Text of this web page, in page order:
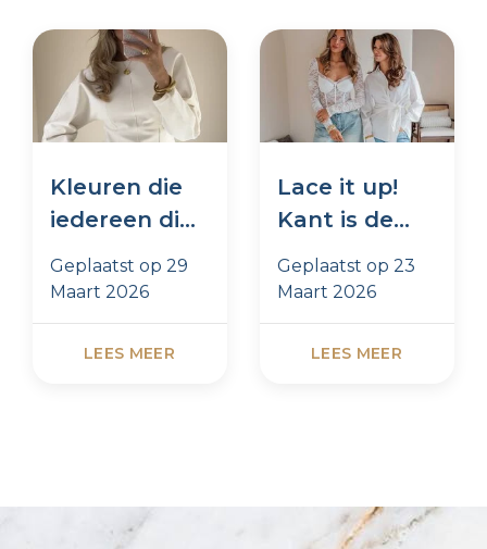
Kleuren die
iedereen dit
seizoen
draagt
Geplaatst op 29
Maart 2026
LEES MEER
Lace it up!
Kant is de
trend van
dit moment
Geplaatst op 23
Maart 2026
LEES MEER